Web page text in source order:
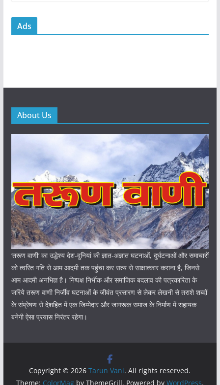
Ads
About Us
‘तरूण वाणी‘ का उद्धेश्य देश-दुनियां की ज्ञात-अज्ञात घटनाओं, दुर्घटनाओं और समाचारों
को त्वरित गति से आम आदमी तक पहुंचा कर सत्य से साक्षात्कार कराना है, जिनसे
आम आदमी अनभिज्ञ है। निष्पक्ष निर्भीक और समाजिक बदलाव की पत्रकारिता के
जरिये तरूण वाणी निर्जीव घटनाओं के जीवंत प्रसारण से लेकर लेखनी से तराशे शब्दों
के संप्रेषण से देशहित में एक जिम्मेदार और जागरूक समाज के निर्माण में सहायक
Copyright © 2026Tarun Vani . All rights reserved.